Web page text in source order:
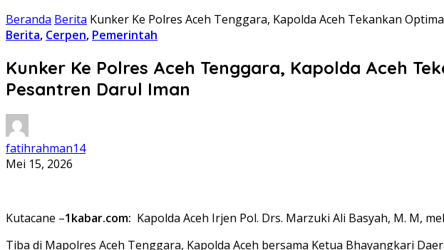
Beranda Berita Kunker Ke Polres Aceh Tenggara, Kapolda Aceh Tekankan
Berita, Cerpen, Pemerintah
Kunker Ke Polres Aceh Tenggara, Kapolda Aceh
Pesantren Darul Iman
fatihrahman14
Mei 15, 2026
Kutacane –1kabar.com: Kapolda Aceh Irjen Pol. Drs. Marzuki Ali Basyah, M. M,
Tiba di Mapolres Aceh Tenggara, Kapolda Aceh bersama Ketua Bhayangkari